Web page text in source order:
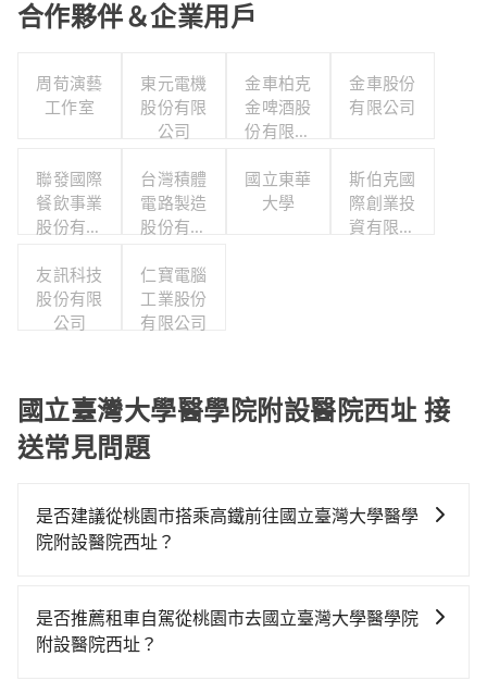
合作夥伴＆企業用戶
周荀演藝
工作室
東元電機
股份有限
公司
金車柏克
金啤酒股
份有限公
金車股份
有限公司
聯發國際
餐飲事業
股份有限
台灣積體
電路製造
股份有限
國立東華
大學
斯伯克國
際創業投
資有限公
友訊科技
股份有限
公司
仁寶電腦
工業股份
有限公司
國立臺灣大學醫學院附設醫院西址 接
送常見問題
是否建議從桃園市搭乘高鐵前往國立臺灣大學醫學
院附設醫院西址？
最佳選擇，高鐵較貴、費時、轉車麻煩！桃園-台北雖然
一天最多時有74班車次，從最早06:49到23:40，過了末
是否推薦租車自駕從桃園市去國立臺灣大學醫學院
附設醫院西址？